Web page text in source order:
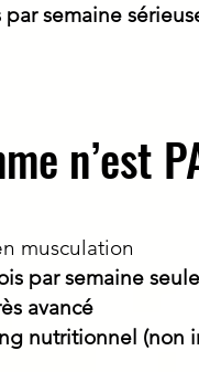
par semaine
n’est
musculation
par semaine
avancé
nutritionnel (non